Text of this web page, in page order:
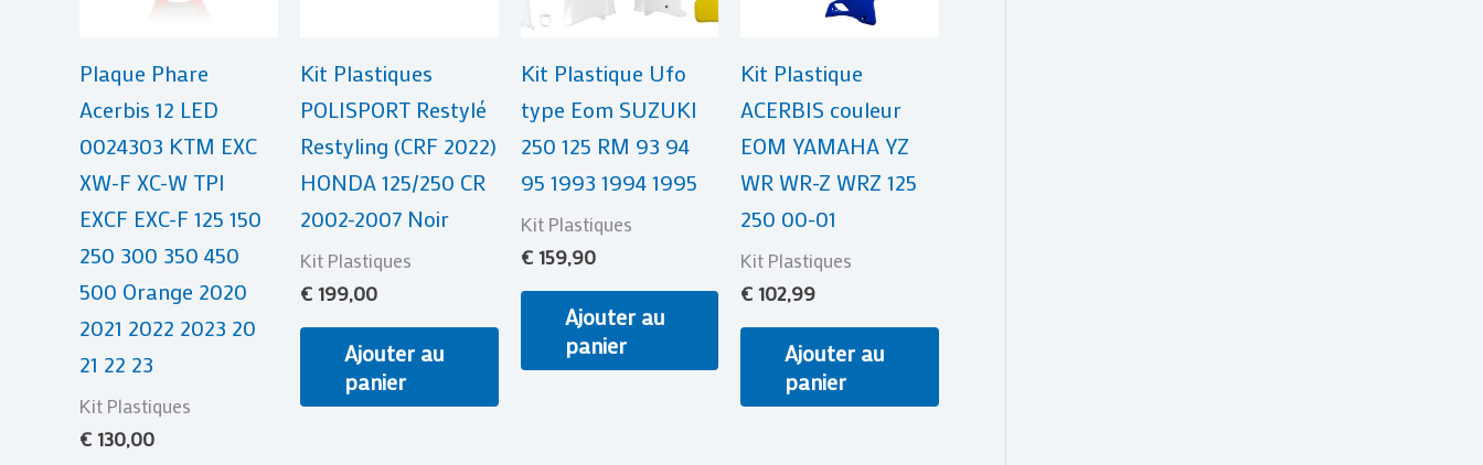
Plaque Phare
Acerbis 12 LED
0024303 KTM EXC
XW-F XC-W TPI
EXCF EXC-F 125 150
250 300 350 450
500 Orange 2020
2021 2022 2023 20
21 22 23
Kit Plastiques
€ 130,00
Kit Plastiques
POLISPORT Restylé
Restyling (CRF 2022)
HONDA 125/250 CR
2002-2007 Noir
Kit Plastiques
€199,00
Ajouter au
panier
Kit Plastique Ufo
type Eom SUZUKI
250 125 RM 93 94
95 1993 1994 1995
Kit Plastiques
€159,90
Ajouter au
panier
Kit Plastique
ACERBIS couleur
EOM YAMAHA YZ
WR WR-Z WRZ 125
250 00-01
Kit Plastiques
€ 102,99
Ajouter au
panier